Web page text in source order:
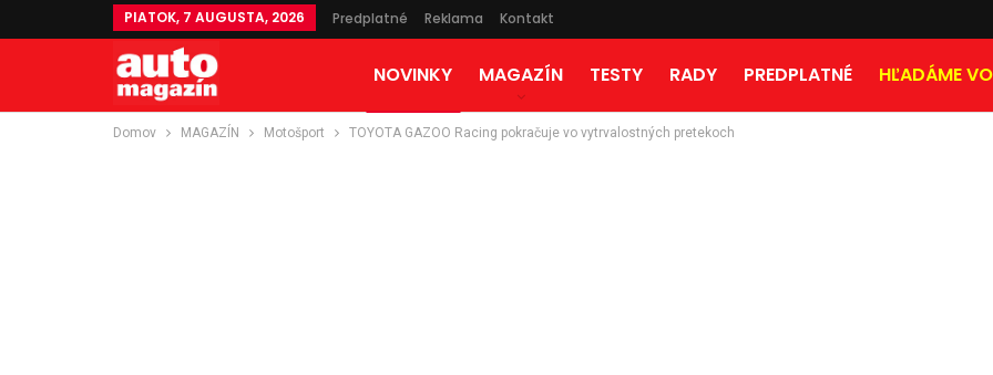
PIATOK, 7 AUGUSTA, 2026 Predplatné Reklama Kontakt
NOVINKY MAGAZÍN TESTY RADY PREDPLATNÉ HĽADÁME
Domov MAGAZÍN Motošport TOYOTA GAZOO Racing pokračuje vo vytrvalostných pretekoch